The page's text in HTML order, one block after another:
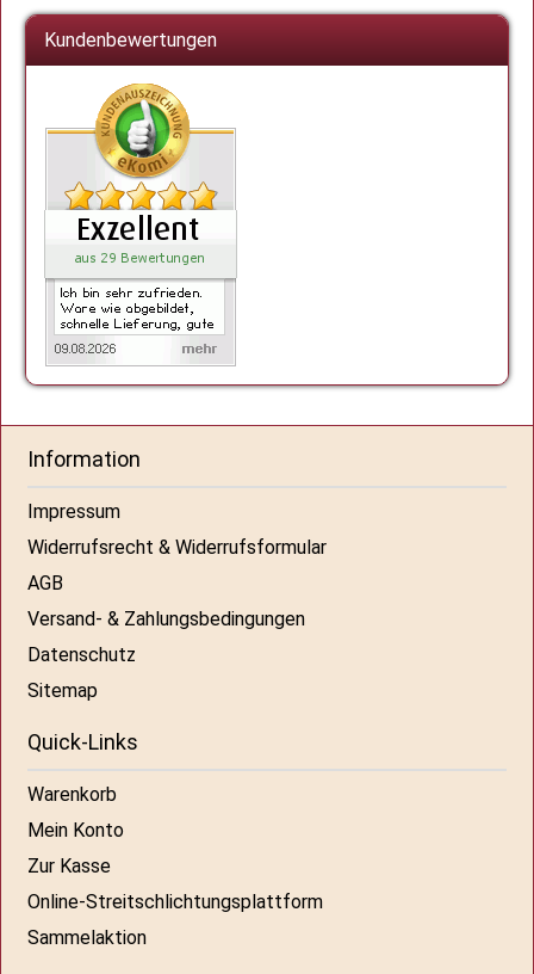
Kundenbewertungen
Information
Impressum
Widerrufsrecht & Widerrufsformular
AGB
Versand- & Zahlungsbedingungen
Datenschutz
Sitemap
Quick-Links
Warenkorb
Mein Konto
Zur Kasse
Online-Streitschlichtungsplattform
Sammelaktion